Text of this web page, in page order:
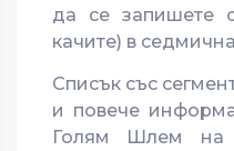
да се запишете
качите) в
Списък със
и повече
Голям Шлем на